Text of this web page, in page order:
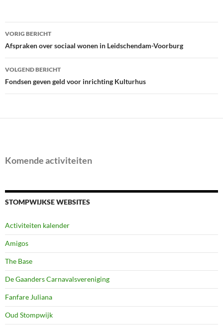
Bericht
navigatie
VORIG BERICHT
Afspraken over sociaal wonen in Leidschendam-Voorburg
VOLGEND BERICHT
Fondsen geven geld voor inrichting Kulturhus
Komende activiteiten
STOMPWIJKSE WEBSITES
Activiteiten kalender
Amigos
The Base
De Gaanders Carnavalsvereniging
Fanfare Juliana
Oud Stompwijk